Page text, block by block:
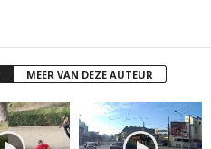
MEER VAN DEZE AUTEUR